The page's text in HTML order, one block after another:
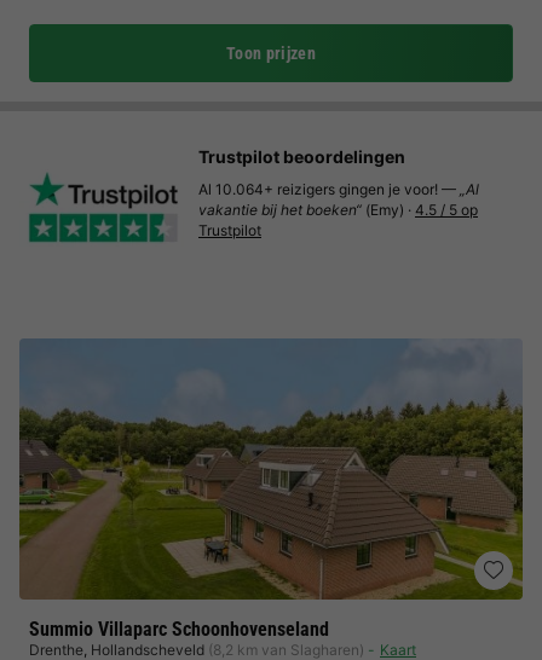
Toon prijzen
Summio Villaparc Schoonhovenseland
Drenthe, Hollandscheveld (8,2 km van Slagharen) Kaart
Trustpilot beoordelingen
Al 10.064+ reizigers gingen je voor! — „Al
vakantie bij het boeken“ (Emy) · 4.5 / 5 op
Trustpilot